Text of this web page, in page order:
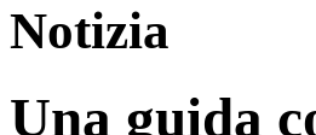
Notizia
Una guida